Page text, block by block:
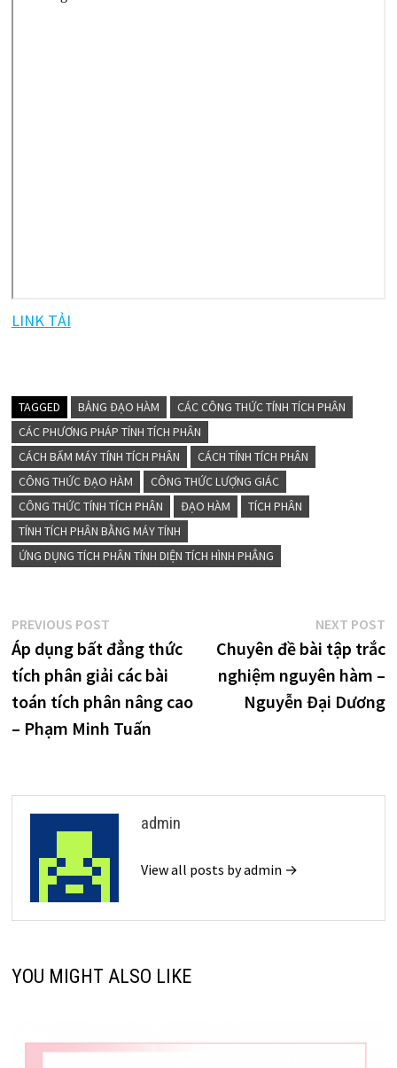
LINK TẢI
TAGGED BẢNG ĐẠO HÀM
CÁC CÔNG THỨC TÍNH TÍCH PHÂN
CÁC PHƯƠNG PHÁP TÍNH TÍCH PHÂN
CÁCH BẤM MÁY TÍNH TÍCH PHÂN
CÁCH TÍNH TÍCH PHÂN
CÔNG THỨC ĐẠO HÀM
CÔNG THỨC LƯỢNG GIÁC
CÔNG THỨC TÍNH TÍCH PHÂN
ĐẠO HÀM
TÍCH PHÂN
TÍNH TÍCH PHÂN BẰNG MÁY TÍNH
ỨNG DỤNG TÍCH PHÂN TÍNH DIỆN TÍCH HÌNH PHẲNG
Điều
hướng
bài
viết
PREVIOUS POSTPrevious
post:
Áp dụng bất đẳng thức
tích phân giải các bài
toán tích phân nâng cao
– Phạm Minh Tuấn
NEXT POST
Chuyên đề bài tập trắc
nghiệm nguyên hàm –
Nguyễn Đại Dương
admin
View all posts by admin →
YOU MIGHT ALSO LIKE